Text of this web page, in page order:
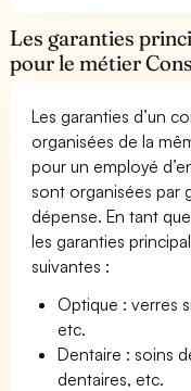
Les garanties
pour le métier
Les garanties d’un
organisées de la
pour un employé
sont organisées par
dépense. En tant
les garanties
suivantes :
Optique : verres
etc.
Dentaire : soins
dentaires, etc.